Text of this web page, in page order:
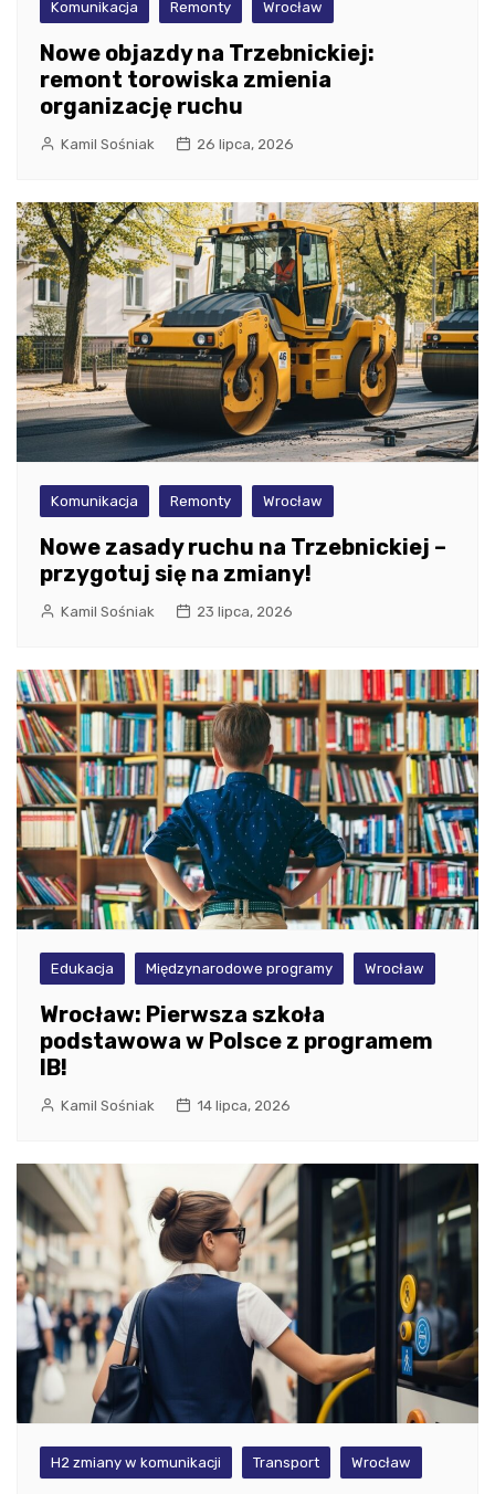
Komunikacja Remonty Wrocław
Nowe objazdy na Trzebnickiej:
remont torowiska zmienia
organizację ruchu
Kamil Sośniak 26 lipca, 2026
Komunikacja Remonty Wrocław
Nowe zasady ruchu na Trzebnickiej –
przygotuj się na zmiany!
Kamil Sośniak 23 lipca, 2026
Edukacja Międzynarodowe programy Wrocław
Wrocław: Pierwsza szkoła
podstawowa w Polsce z programem
IB!
Kamil Sośniak 14 lipca, 2026
H2 zmiany w komunikacji Transport Wrocław